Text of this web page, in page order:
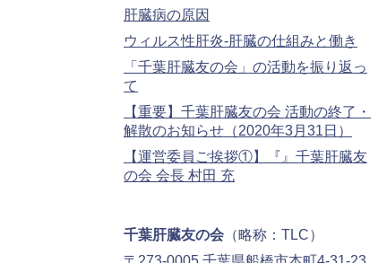
肝臓病の原因
ウィルス性肝炎-肝臓の仕組みと働き
「千葉肝臓友の会」の活動を振り返っ
て
【重要】千葉肝臓友の会 活動の終了・
解散のお知らせ（2020年3月31日）
【運営委員ご挨拶①】『』千葉肝臓友
の会 会長 村田 充
千葉肝臓友の会 （略称：TLC）